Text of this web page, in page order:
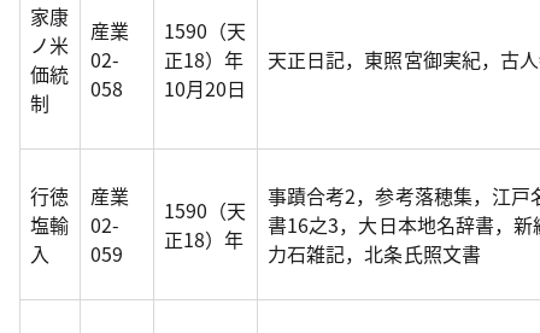
家康
ノ米
価統
制
産業
02-
058
1590（天
正18）年
10月20日
天正日記，東照宮御実紀，古
行徳
塩輸
入
産業
02-
059
1590（天
正18）年
事蹟合考2，参考落穂集，江
書16之3，大日本地名辞書，
力石雑記，北条氏照文書